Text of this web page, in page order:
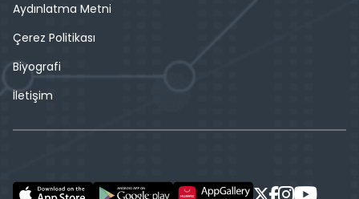
Aydınlatma Metni
Çerez Politikası
Biyografi
İletişim